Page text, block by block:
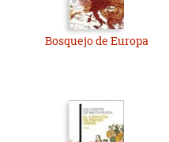
Bosquejo de Europa